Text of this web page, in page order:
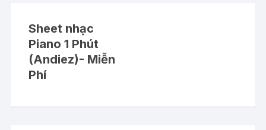
Sheet nhạc
Piano 1 Phút
(Andiez)- Miễn
Phí